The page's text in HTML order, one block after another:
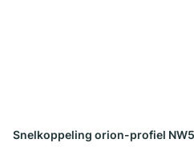
Snelkoppeling orion-profiel